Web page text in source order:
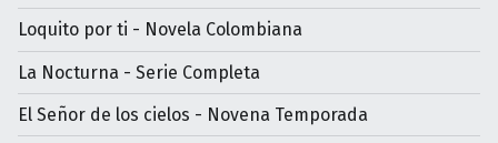
Loquito por ti - Novela Colombiana
La Nocturna - Serie Completa
El Señor de los cielos - Novena Temporada